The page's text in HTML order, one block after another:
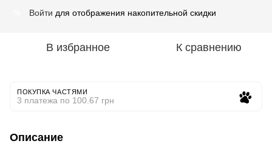
Войти для отображения накопительной скидки
В избранное К сравнению
ПОКУПКА ЧАСТЯМИ
3 платежа по 100.67 грн
Описание